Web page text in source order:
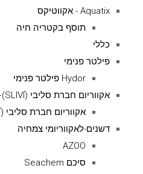
Aquatix - אקווטיקס
תוסף בקטריה חיה
כללי
פילטר פנימי
Hydor פילטר פנימי
אקווריום חברת סליבי (SLIVIׂׂ)+מעמד
אקווריום חברת סליבי (SLIVIׂׂ)+מעמד
דשנים-לאקווריומי צמחיה
AZOO
סיכם Seachem